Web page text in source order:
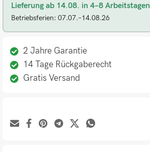
Lieferung ab 14.08. in 4–8 Arbeitstagen
Betriebsferien: 07.07.–14.08.26
2 Jahre Garantie
14 Tage Rückgaberecht
Gratis Versand